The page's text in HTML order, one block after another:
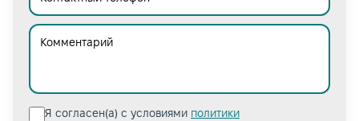
Я согласен(а) с условиями политики